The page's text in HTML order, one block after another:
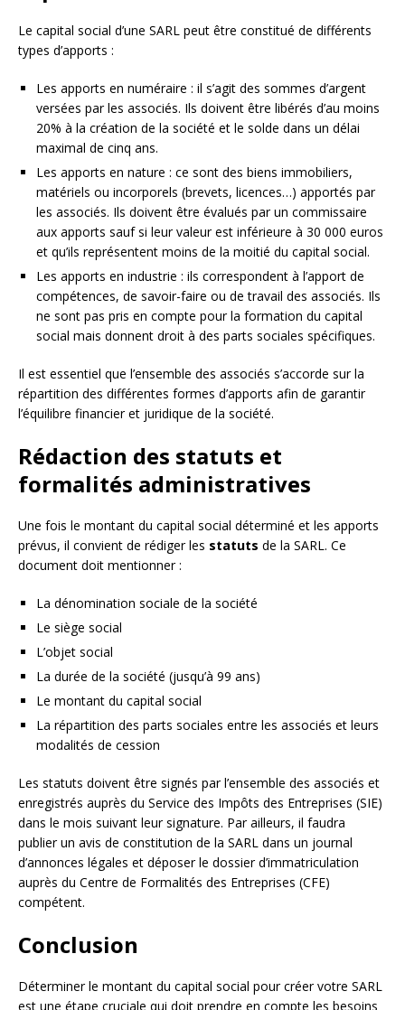
Le capital social d’une SARL peut être constitué de différents
types d’apports :
Les apports en numéraire : il s’agit des sommes d’argent
versées par les associés. Ils doivent être libérés d’au moins
20% à la création de la société et le solde dans un délai
maximal de cinq ans.
Les apports en nature : ce sont des biens immobiliers,
matériels ou incorporels (brevets, licences…) apportés par
les associés. Ils doivent être évalués par un commissaire
aux apports sauf si leur valeur est inférieure à 30 000 euros
et qu’ils représentent moins de la moitié du capital social.
Les apports en industrie : ils correspondent à l’apport de
compétences, de savoir-faire ou de travail des associés. Ils
ne sont pas pris en compte pour la formation du capital
social mais donnent droit à des parts sociales spécifiques.
Il est essentiel que l’ensemble des associés s’accorde sur la
répartition des différentes formes d’apports afin de garantir
l’équilibre financier et juridique de la société.
Rédaction des statuts et
formalités administratives
Une fois le montant du capital social déterminé et les apports
prévus, il convient de rédiger les statuts de la SARL. Ce
document doit mentionner :
La dénomination sociale de la société
Le siège social
L’objet social
La durée de la société (jusqu’à 99 ans)
Le montant du capital social
La répartition des parts sociales entre les associés et leurs
modalités de cession
Les statuts doivent être signés par l’ensemble des associés et
enregistrés auprès du Service des Impôts des Entreprises (SIE)
dans le mois suivant leur signature. Par ailleurs, il faudra
publier un avis de constitution de la SARL dans un journal
d’annonces légales et déposer le dossier d’immatriculation
auprès du Centre de Formalités des Entreprises (CFE)
compétent.
Conclusion
Déterminer le montant du capital social pour créer votre SARL
est une étape cruciale qui doit prendre en compte les besoins